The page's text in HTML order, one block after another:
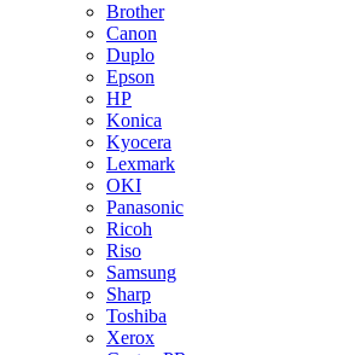
Brother
Canon
Duplo
Epson
HP
Konica
Kyocera
Lexmark
OKI
Panasonic
Ricoh
Riso
Samsung
Sharp
Toshiba
Xerox